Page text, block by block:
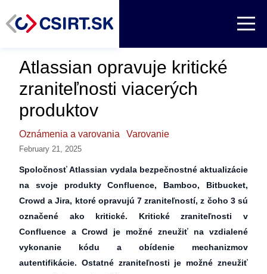
Atlassian opravuje kritické
zraniteľnosti viacerých
produktov
Oznámenia a varovania Varovanie
February 21, 2025
Spoločnosť Atlassian vydala bezpečnostné aktualizácie
na svoje produkty Confluence, Bamboo, Bitbucket,
Crowd a Jira, ktoré opravujú 7 zraniteľností, z čoho 3 sú
označené ako kritické. Kritické zraniteľnosti v
Confluence a Crowd je možné zneužiť na vzdialené
vykonanie kódu a obídenie mechanizmov
autentifikácie. Ostatné zraniteľnosti je možné zneužiť